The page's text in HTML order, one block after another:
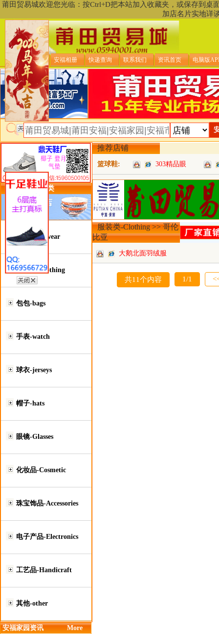
莆田贸易城欢迎您光临：按Ctrl+D把本站加入收藏夹，或保存到
加店名片实地详
贸易城首页 安福相册 快递查询 联系我们 资讯首页 电脑版
类目详细分类
鞋类-Footwear
服装类-Clothing
包包-bags
手表-watch
球衣-jerseys
帽子-hats
眼镜-Glasses
化妆品-Cosmetic
珠宝饰品-Accessories
电子产品-Electronics
工艺品-Handicraft
其他-other
安福家园资讯 More
推荐店铺
篮球鞋: 303精品眼
服装类-Clothing >> 哥伦
比亚
大鹅北面羽绒服
共11个内容 1/1